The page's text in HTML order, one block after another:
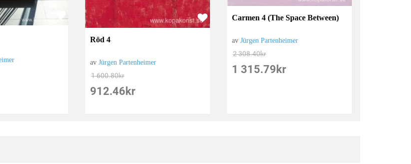
Röd 4
avJürgen Partenheimer
1 600.80kr
912.46 kr
Carmen 4 (The Space Between)
avJürgen Partenheimer
2 308.40kr
1 315.79 kr